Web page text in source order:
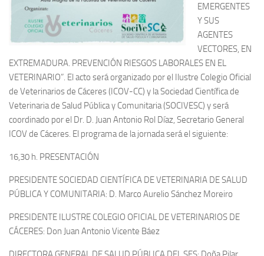
EMERGENTES
Y SUS
AGENTES
VECTORES, EN
EXTREMADURA. PREVENCIÓN RIESGOS LABORALES EN EL
VETERINARIO”. El acto será organizado por el Ilustre Colegio Oficial
de Veterinarios de Cáceres (ICOV-CC) y la Sociedad Científica de
Veterinaria de Salud Pública y Comunitaria (SOCIVESC) y será
coordinado por el Dr. D. Juan Antonio Rol Díaz, Secretario General
ICOV de Cáceres. El programa de la jornada será el siguiente:
16,30 h. PRESENTACIÓN
PRESIDENTE SOCIEDAD CIENTÍFICA DE VETERINARIA DE SALUD
PÚBLICA Y COMUNITARIA: D. Marco Aurelio Sánchez Moreiro
PRESIDENTE ILUSTRE COLEGIO OFICIAL DE VETERINARIOS DE
CÁCERES: Don Juan Antonio Vicente Báez